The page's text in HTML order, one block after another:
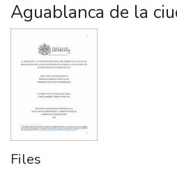
Aguablanca de la
Files